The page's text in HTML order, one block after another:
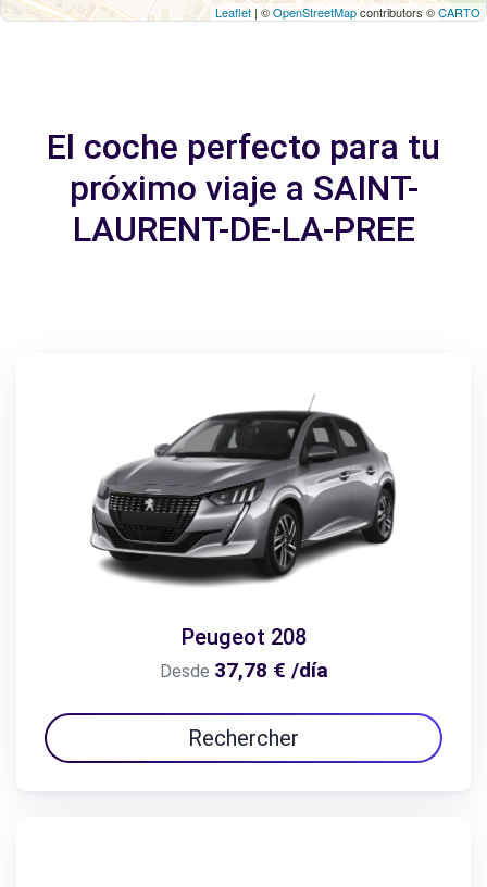
Leaflet | ©OpenStreetMapcontributors ©CARTO
El coche perfecto para tu
próximo viaje a SAINT-
LAURENT-DE-LA-PREE
Peugeot 208
Desde 37,78 € /día
Rechercher